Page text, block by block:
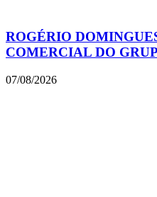
ROGÉRIO
COMERCIAL DO
07/08/2026